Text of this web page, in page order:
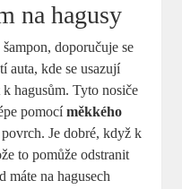
na hagusy
doporučuje se
auta, kde se usazují
hagusům. Tyto nosiče
pomocíměkkého
Je dobré, když k
to pomůže odstranit
máte na hagusech